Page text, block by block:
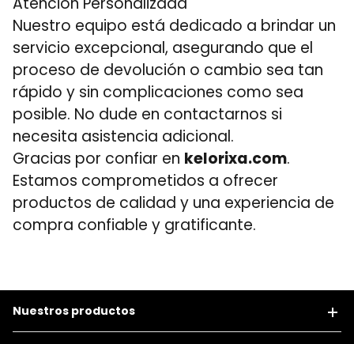
Nuestro equipo está dedicado a brindar un
servicio excepcional, asegurando que el
proceso de devolución o cambio sea tan
rápido y sin complicaciones como sea
posible. No dude en contactarnos si
necesita asistencia adicional.
Gracias por confiar en kelorixa.com.
Estamos comprometidos a ofrecer
productos de calidad y una experiencia de
compra confiable y gratificante.
Nuestros productos